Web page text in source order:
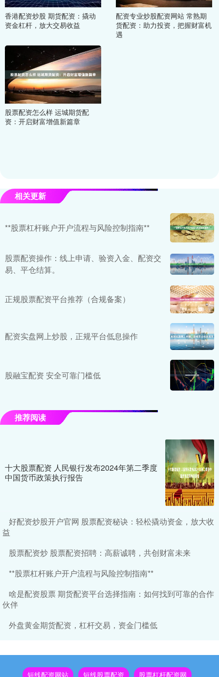
香港配资炒股 期货配资：撬动
资金杠杆，放大交易收益
配资专业炒股配资网站 常熟期
货配资：助力投资，把握财富机
遇
股票配资怎么样 运城期货配
资：开启财富增值新篇章
相关更新
**股票杠杆账户开户流程与风险控制指南**
股票配资操作：线上申请、验资入金、配资交
易、平仓结算。
正规股票配资平台推荐（合规备案）
配资实盘网上炒股，正规平台低息操作
股融宝配资 安全可靠门槛低
推荐阅读
十大股票配资 人民银行发布2024年第二季度
中国货币政策执行报告
好配资炒股开户官网 股票配资秘诀：轻松撬动资金，放大收
益
股票配资炒 股票配资招聘：高薪诚聘，共创财富未来
**股票杠杆账户开户流程与风险控制指南**
啥是配资股票 期货配资平台选择指南：如何找到可靠的合作
伙伴
外盘黄金期货配资，杠杆交易，资金门槛低
短线配资网站 短线股票配资 股票杠杆配资网